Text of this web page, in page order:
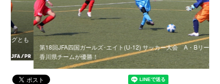
第18回JFA四国ガールズ･エイト(U-12) サッカー大会 A・Bリーグとも
香川県チームが優勝！